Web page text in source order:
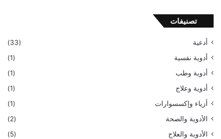
تصنيفات
أدعية
(33)
أدوية نفسية
(1)
أدوية وطب
(1)
أدوية وعلاج
(1)
أزياء وإكسسوارات
(1)
الأدوية والصحة
(2)
الأدوية والعلاج
(5)